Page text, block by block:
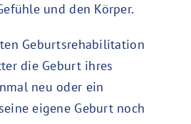
und den Körper.
Geburtsrehabilitation
die Geburt ihres
neu oder ein
eigene Geburt noch